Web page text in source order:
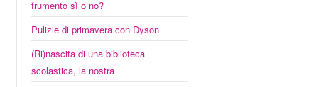
frumento sì o no?
Pulizie di primavera con Dyson
(Ri)nascita di una biblioteca
scolastica, la nostra